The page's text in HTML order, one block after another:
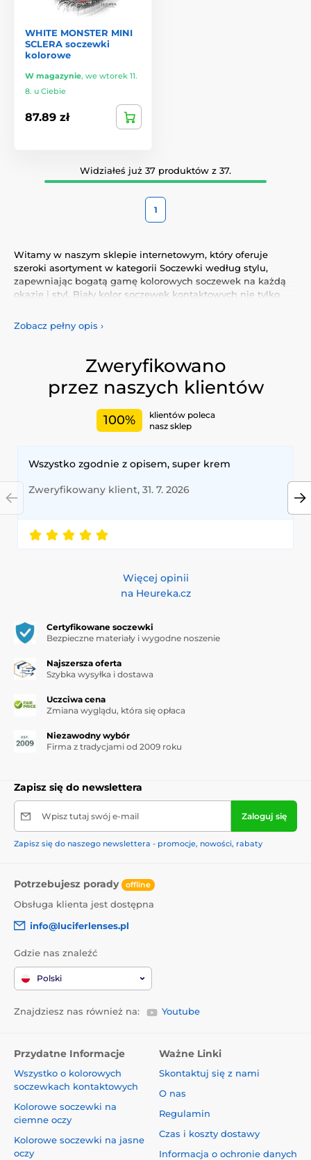
WHITE MONSTER MINI
SCLERA soczewki
kolorowe
W magazynie, we wtorek 11.
8. u Ciebie
87.89 zł
Widziałeś już 37 produktów z 37.
1
Witamy w naszym sklepie internetowym, który oferuje
szeroki asortyment w kategorii Soczewki według stylu,
zapewniając bogatą gamę kolorowych soczewek na każdą
okazję i styl. Biały kolor soczewek kontaktowych nie tylko
wyrazić swoją osobowość i wyjątkowość.
gwarantują komfort i bezpieczeństwo przez cały dzień.
Dodaj trochę koloru do swojego życia dzięki naszym
wysokiej jakości soczewkom, spełniającym najwyższe
standardy jakości i wygody.
Zobacz pełny opis ›
Zweryfikowano
przez naszych klientów
100%
klientów poleca
nasz sklep
Wszystko zgodnie z opisem, super krem
Zweryfikowany klient, 31. 7. 2026
Więcej opinii
na Heureka.cz
Certyfikowane soczewki
Bezpieczne materiały i wygodne noszenie
Najszersza oferta
Szybka wysyłka i dostawa
Uczciwa cena
Zmiana wyglądu, która się opłaca
Niezawodny wybór
Firma z tradycjami od 2009 roku
Zapisz się do newslettera
Wpisz tutaj swój e-mail Zaloguj się
Zapisz się do naszego newslettera - promocje, nowości, rabaty
Potrzebujesz porady offline
Obsługa klienta jest dostępna
info@luciferlenses.pl
Gdzie nas znaleźć
Polski
Znajdziesz nas również na: Youtube
Przydatne Informacje
Wszystko o kolorowych
soczewkach kontaktowych
Kolorowe soczewki na
ciemne oczy
Kolorowe soczewki na jasne
oczy
Ważne Linki
Skontaktuj się z nami
O nas
Regulamin
Czas i koszty dostawy
Informacja o ochronie danych